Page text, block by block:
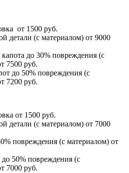
от 1500 руб.
детали (с материалом) от 9000
до 30% повреждения (с
7500 руб.
до 50% повреждения (с
7200 руб.
от 1500 руб.
детали (с материалом) от 7000
повреждения (с материалом) от
50% повреждения (с
7000 руб.